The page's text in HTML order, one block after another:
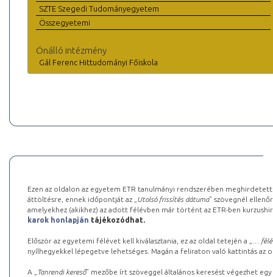
SZTE Szegedi Tudományegyetem
Összegyetemi
Önálló intézmény
Gál Ferenc Hittudományi Főiskola
Ezen az oldalon az egyetem ETR tanulmányi rendszerében
áttöltésre, ennek időpontját az „ Utolsó frissítés dátuma” szövegnél
amelyekhez (akikhez) az adott félévben már történt az ETR-ben
karok honlapján tájékozódhat.
Először az egyetemi félévet kell kiválasztania, ez az oldal tetején a „
…
nyílhegyekkel lépegetve lehetséges. Magán a feliraton való kattintás az
A „ Tanrendi kereső” mezőbe írt szöveggel általános keresést végezhet